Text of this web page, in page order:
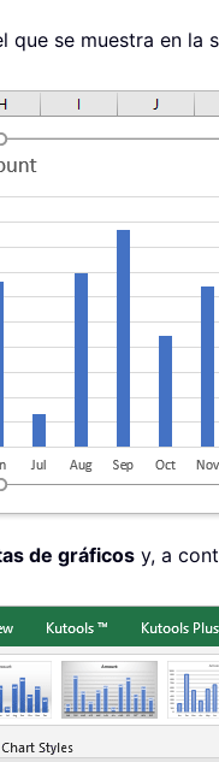
se muestra en
de gráficos y, a